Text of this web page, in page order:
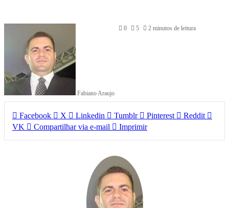
Fabiano Araujo
0 5 2 minutos de leitura
Facebook X Linkedin Tumblr Pinterest
Reddit
VK
Compartilhar via e-mail Imprimir